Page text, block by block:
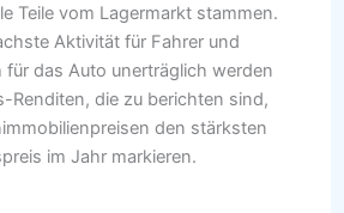
Teile vom Lagermarkt stammen.
Aktivität für Fahrer und
für das Auto unerträglich werden
Renditen, die zu berichten sind,
den stärksten
im Jahr markieren.